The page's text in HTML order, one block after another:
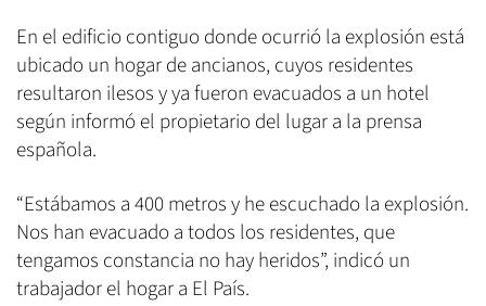
En el edificio contiguo donde ocurrió la explosión está
ubicado un hogar de ancianos, cuyos residentes
resultaron ilesos y ya fueron evacuados a un hotel
según informó el propietario del lugar a la prensa
española.
“Estábamos a 400 metros y he escuchado la explosión.
Nos han evacuado a todos los residentes, que
tengamos constancia no hay heridos”, indicó un
trabajador el hogar a El País.